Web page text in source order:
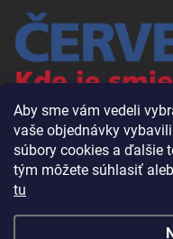
Aby sme vám vedeli
vaše objednávky
súbory cookies a ďalšie
tým môžete súhlasiť
tu